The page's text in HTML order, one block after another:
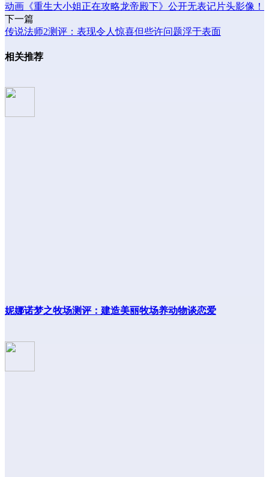
动画《重生大小姐正在攻略龙帝殿下》公开无表记片头影像！
下一篇
传说法师2测评：表现令人惊喜但些许问题浮于表面
相关推荐
妮娜诺梦之牧场测评：建造美丽牧场养动物谈恋爱